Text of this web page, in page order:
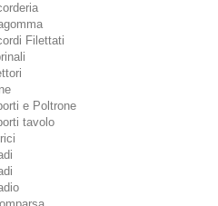
Filettati
e Poltrone
tavolo